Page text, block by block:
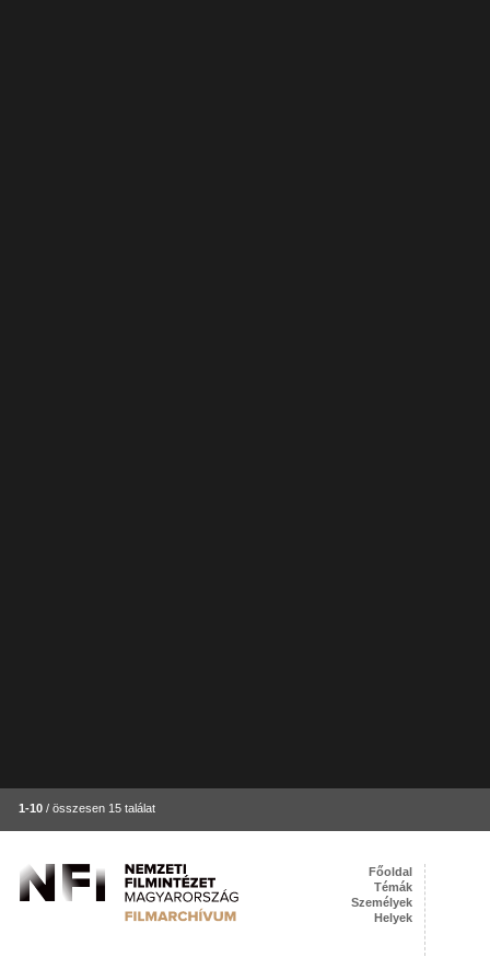
1-10 / összesen 15 találat
Főoldal
Témák
Személyek
Helyek